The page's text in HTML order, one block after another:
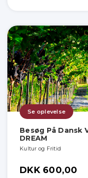
Se oplevelse
Besøg På Dansk
DREAM
Kultur og Fritid
DKK 600,00